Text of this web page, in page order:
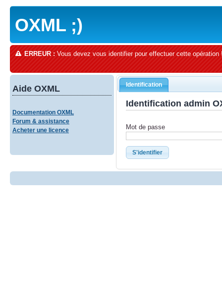
OXML ;)
ERREUR : Vous devez vous identifier pour effectuer cette opération
Identification
Identification admin
Mot de passe
S'identifier
Aide OXML
Documentation OXML
Forum & assistance
Acheter une licence